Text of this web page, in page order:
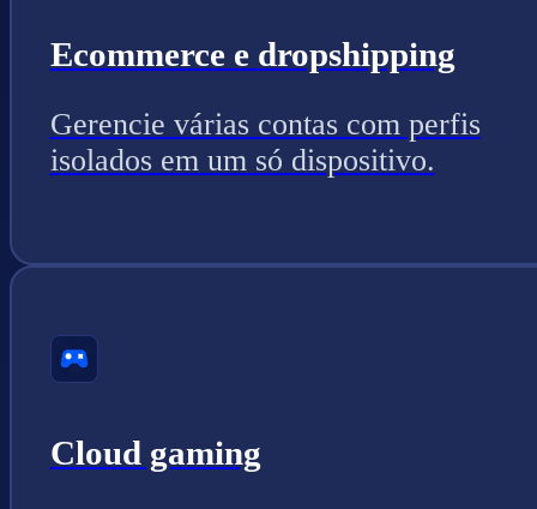
Ecommerce e dropshipping
Gerencie várias contas com perfis
isolados em um só dispositivo.
Cloud gaming